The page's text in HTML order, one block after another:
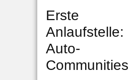
Erste
Anlaufstelle:
Auto-
Communities